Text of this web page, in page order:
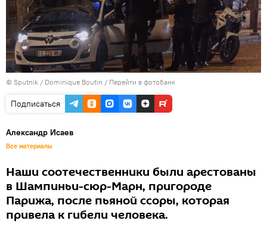
© Sputnik / Dominique Boutin / Перейти в фотобанк
Подписаться
Александр Исаев
Все материалы
Наши соотечественники были арестованы
в Шампиньи-сюр-Марн, пригороде
Парижа, после пьяной ссоры, которая
привела к гибели человека.